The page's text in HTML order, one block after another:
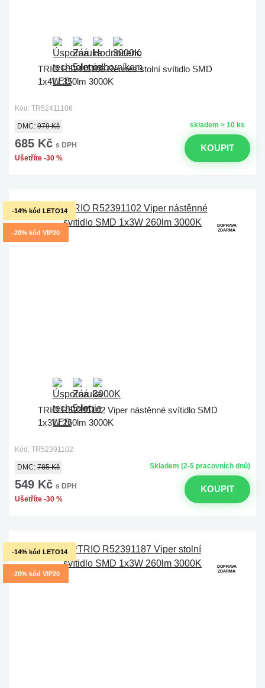
TRIO R52411106 Rennes stolní svítidlo SMD
1x4W 350lm 3000K
Kód: TR52411106
skladem > 10 ks
DMC: 979 Kč
685 Kč s DPH
Ušetříte -30 %
KOUPIT
-14% kód LETO14
-20% kód VIP20
DOPRAVA
ZDARMA
TRIO R52391102 Viper nástěnné svítidlo SMD
1x3W 260lm 3000K
Kód: TR52391102
Skladem (2-5 pracovních dnů)
DMC: 785 Kč
549 Kč s DPH
Ušetříte -30 %
KOUPIT
-14% kód LETO14
-20% kód VIP20
DOPRAVA
ZDARMA